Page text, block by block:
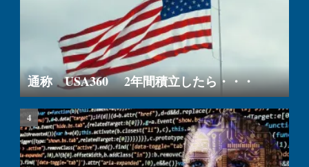
通称 USA360 2年間積立したら・・・